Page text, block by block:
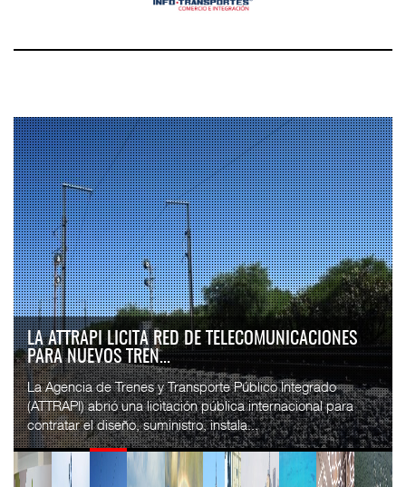
LA ATTRAPI LICITA RED DE TELECOMUNICACIONES
PARA NUEVOS TREN...
La Agencia de Trenes y Transporte Público Integrado
(ATTRAPI) abrió una licitación pública internacional para
contratar el diseño, suministro, instala...